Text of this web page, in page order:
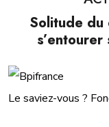
Solitude du
Le saviez-vous ?